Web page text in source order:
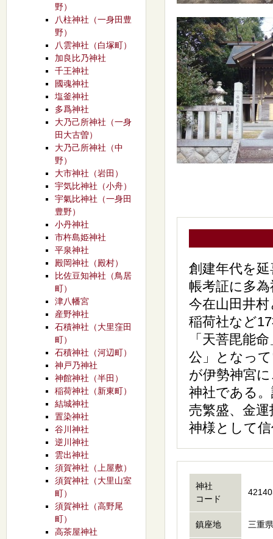
創建年代を
帳考証に多
今在山田井
稲荷社など
「天菩毘能
公」となっ
が伊勢神宮
神社である
売繁盛、金
神様として
神社
コード
鎮座地 三重
野）
八柱神社（一身田豊
野）
八雲神社（白塚町）
加良比乃神社
千王神社
國魂神社
塩釜神社
多爲神社
大乃己所神社（一身
田大古曽）
大乃己所神社（中
野）
大市神社（岩田）
宇気比神社（小舟）
宇氣比神社（一身田
豊野）
小丹神社
市杵島姫神社
平泉神社
殿岡神社（殿村）
比佐豆知神社（鳥居
町）
津八幡宮
産野神社
石積神社（大里窪田
町）
石積神社（河辺町）
神戸乃神社
神館神社（半田）
稲荷神社（新東町）
結城神社
置染神社
谷川神社
逆川神社
雲出神社
須賀神社（上屋敷）
須賀神社（大里山室
町）
須賀神社（高野尾
町）
高茶屋神社